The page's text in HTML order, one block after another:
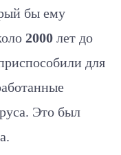
бы ему
2000 лет до
для
Это был